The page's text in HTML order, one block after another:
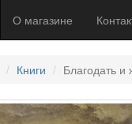
О магазине
Книги Благодать и